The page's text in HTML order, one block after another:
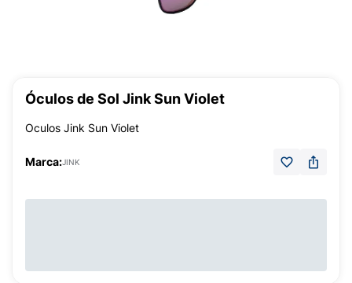
Óculos de Sol Jink Sun Violet
Oculos Jink Sun Violet
Marca:JINK